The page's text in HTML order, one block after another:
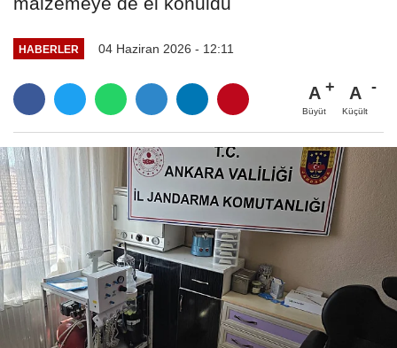
HABERLER 04 Haziran 2026 - 12:11
A
Büyüt
A
Küçült